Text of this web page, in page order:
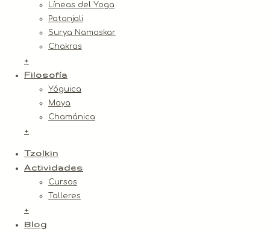
Líneas del Yoga
Patanjali
Surya Namaskar
Chakras
+
Filosofía
Yóguica
Maya
Chamánica
+
Tzolkin
Actividades
Cursos
Talleres
+
Blog